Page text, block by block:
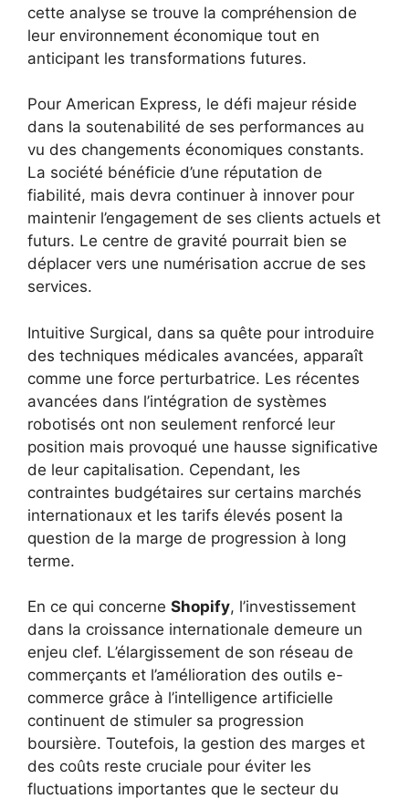
cette analyse se trouve la compréhension de
leur environnement économique tout en
anticipant les transformations futures.
Pour American Express, le défi majeur réside
dans la soutenabilité de ses performances au
vu des changements économiques constants.
La société bénéficie d’une réputation de
fiabilité, mais devra continuer à innover pour
maintenir l’engagement de ses clients actuels et
futurs. Le centre de gravité pourrait bien se
déplacer vers une numérisation accrue de ses
services.
Intuitive Surgical, dans sa quête pour introduire
des techniques médicales avancées, apparaît
comme une force perturbatrice. Les récentes
avancées dans l’intégration de systèmes
robotisés ont non seulement renforcé leur
position mais provoqué une hausse significative
de leur capitalisation. Cependant, les
contraintes budgétaires sur certains marchés
internationaux et les tarifs élevés posent la
question de la marge de progression à long
terme.
En ce qui concerne Shopify, l’investissement
dans la croissance internationale demeure un
enjeu clef. L’élargissement de son réseau de
commerçants et l’amélioration des outils e-
commerce grâce à l’intelligence artificielle
continuent de stimuler sa progression
boursière. Toutefois, la gestion des marges et
des coûts reste cruciale pour éviter les
fluctuations importantes que le secteur du